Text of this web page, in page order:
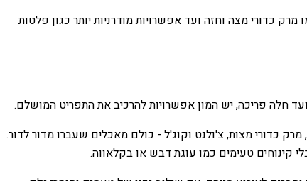
כדורי מצה וחזה ועד אפשרויות מודרניות יותר כגון פלטות
חלה פריכה, יש המון אפשרויות להרכיב את התפריט המושלם.
כדורי מצות, צ'ולנט וקוג'ל - כולם מאכלים שעברו מדור לדור.
קינוחים טעימים כמו עוגת דבש או בקלאווה.